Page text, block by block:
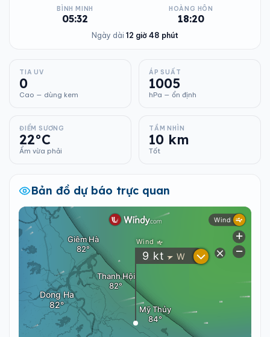
BÌNH MINH
05:32
HOÀNG HÔN
18:20
Ngày dài 12 giờ 48 phút
TIA UV
0
Cao — dùng kem
ÁP SUẤT
1005
hPa — ổn định
ĐIỂM SƯƠNG
22°C
Ẩm vừa phải
TẦM NHÌN
10 km
Tốt
Bản đồ dự báo trực quan